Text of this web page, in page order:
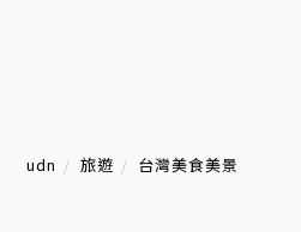
udn 旅遊 台灣美食美景